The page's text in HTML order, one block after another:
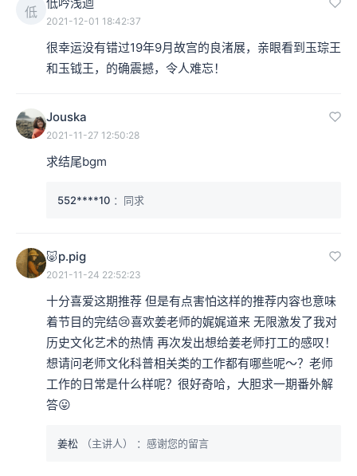
低
2021-12-01 18:42:37
很幸运没有错过19年9月故宫的良渚展，亲眼看到玉琮王
和玉钺王，的确震撼，令人难忘！
Jouska
2021-11-27 12:50:28
求结尾bgm
552****10 ：同求
🐷p.pig
2021-11-24 22:52:23
十分喜爱这期推荐 但是有点害怕这样的推荐内容也意味
着节目的完结😢喜欢姜老师的娓娓道来 无限激发了我对
历史文化艺术的热情 再次发出想给姜老师打工的感叹！
想请问老师文化科普相关类的工作都有哪些呢～？老师
工作的日常是什么样呢？很好奇哈，大胆求一期番外解
答😛
姜松 （主讲人） ：感谢您的留言